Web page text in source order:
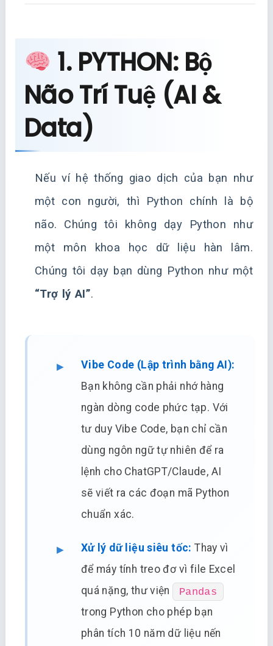
1. PYTHON: Bộ
Não Trí Tuệ (AI &
Data)
Nếu ví hệ thống giao dịch của bạn như
một con người, thì Python chính là bộ
não. Chúng tôi không dạy Python như
một môn khoa học dữ liệu hàn lâm.
Chúng tôi dạy bạn dùng Python như một
“Trợ lý AI”.
Vibe Code (Lập trình bằng AI):
Bạn không cần phải nhớ hàng
ngàn dòng code phức tạp. Với
tư duy Vibe Code, bạn chỉ cần
dùng ngôn ngữ tự nhiên để ra
lệnh cho ChatGPT/Claude, AI
sẽ viết ra các đoạn mã Python
chuẩn xác.
Xử lý dữ liệu siêu tốc: Thay vì
để máy tính treo đơ vì file Excel
quá nặng, thư viện
Pandas
trong Python cho phép bạn
phân tích 10 năm dữ liệu nến